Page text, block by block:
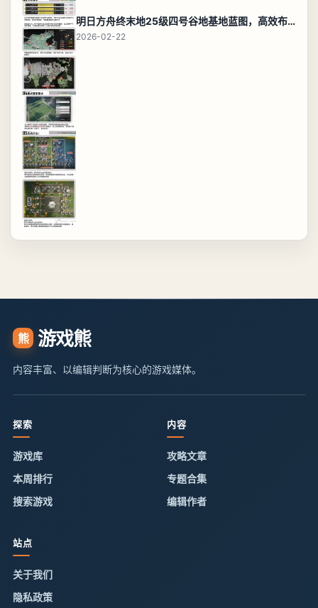
明日方舟终末地25级四号谷地基地蓝图，高效布局规划
2026-02-22
熊 游戏熊
内容丰富、以编辑判断为核心的游戏媒体。
探索
游戏库
本周排行
搜索游戏
内容
攻略文章
专题合集
编辑作者
站点
关于我们
隐私政策